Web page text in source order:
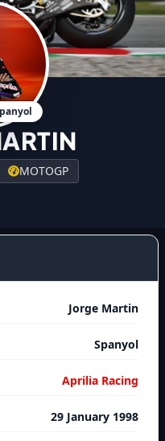
MOTOGP
Jorge Martin
Spanyol
Aprilia Racing
29 January 1998